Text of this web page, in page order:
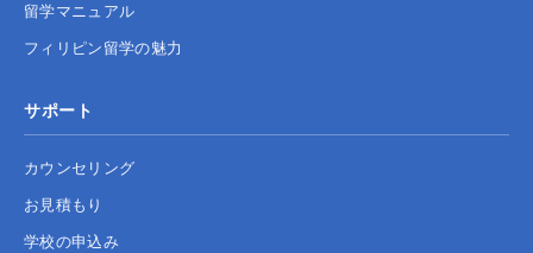
留学マニュアル
フィリピン留学の魅力
サポート
カウンセリング
お見積もり
学校の申込み